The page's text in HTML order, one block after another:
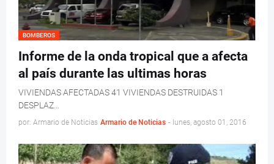
BOMBEROS
Informe de la onda tropical que a afecta
al país durante las ultimas horas
VIVIENDAS AFECTADAS 41 VIVIENDAS DESTRUIDAS 1
DESPLAZ…
por: Armario de Noticias Armario de Noticias - lunes, agosto 01, 2016